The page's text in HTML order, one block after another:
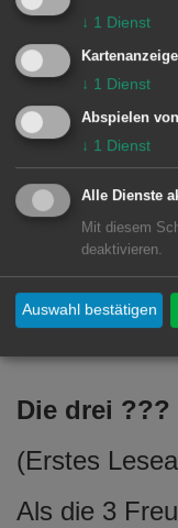
Wickie einen
im Wald ein
Wickie mit
Wolfsmutter
wieder
stärker sind
Unsere
Die drei
(Erstes
Als die 3
↓ 1 Dienst
Kartenanzeige
↓ 1 Dienst
Abspielen
↓ 1 Dienst
Alle Dienste
Mit diesem
deaktivieren.
Auswahl bestätigen